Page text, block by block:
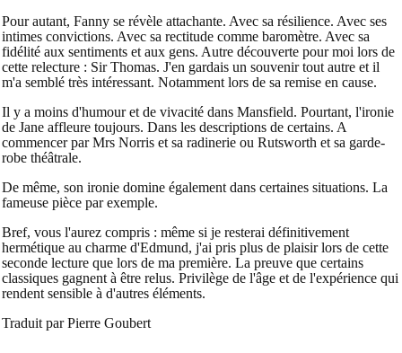
Pour autant, Fanny se révèle attachante. Avec sa résilience. Avec ses
intimes convictions. Avec sa rectitude comme baromètre. Avec sa
fidélité aux sentiments et aux gens. Autre découverte pour moi lors de
cette relecture : Sir Thomas. J'en gardais un souvenir tout autre et il
m'a semblé très intéressant. Notamment lors de sa remise en cause.
Il y a moins d'humour et de vivacité dans Mansfield. Pourtant, l'ironie
de Jane affleure toujours. Dans les descriptions de certains. A
commencer par Mrs Norris et sa radinerie ou Rutsworth et sa garde-
robe théâtrale.
De même, son ironie domine également dans certaines situations. La
fameuse pièce par exemple.
Bref, vous l'aurez compris : même si je resterai définitivement
hermétique au charme d'Edmund, j'ai pris plus de plaisir lors de cette
seconde lecture que lors de ma première. La preuve que certains
classiques gagnent à être relus. Privilège de l'âge et de l'expérience qui
rendent sensible à d'autres éléments.
Traduit par Pierre Goubert